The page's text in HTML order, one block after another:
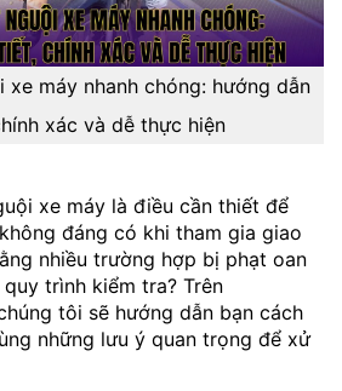
xe máy nhanh chóng: hướng dẫn
xác và dễ thực hiện
xe máy là điều cần thiết để
đáng có khi tham gia giao
nhiều trường hợp bị phạt oan
trình kiểm tra? Trên
tôi sẽ hướng dẫn bạn cách
những lưu ý quan trọng để xử